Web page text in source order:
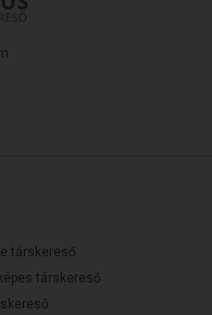
társkereső
társkereső